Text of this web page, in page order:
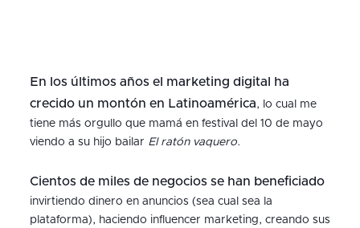
En los últimos años el marketing digital ha
crecido un montón en Latinoamérica, lo cual me
tiene más orgullo que mamá en festival del 10 de mayo
viendo a su hijo bailar El ratón vaquero.
Cientos de miles de negocios se han beneficiado
invirtiendo dinero en anuncios (sea cual sea la
plataforma), haciendo influencer marketing, creando sus